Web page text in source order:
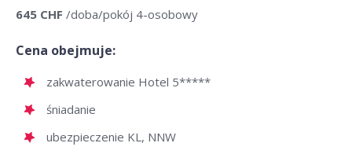
645 CHF /doba/pokój 4-osobowy
Cena obejmuje:
zakwaterowanie Hotel 5*****
śniadanie
ubezpieczenie KL, NNW